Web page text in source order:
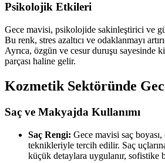
Psikolojik Etkileri
Gece mavisi, psikolojide sakinleştirici ve
Bu renk, stres azaltıcı ve odaklanmayı
Ayrıca, özgün ve cesur duruşu sayesinde
parçası haline gelir.
Kozmetik Sektöründe
Saç ve Makyajda Kullanımı
Saç Rengi: Gece mavisi saç
teknikleriyle tercih edilir. Saç
küçük detaylara uygulanır, sofistike